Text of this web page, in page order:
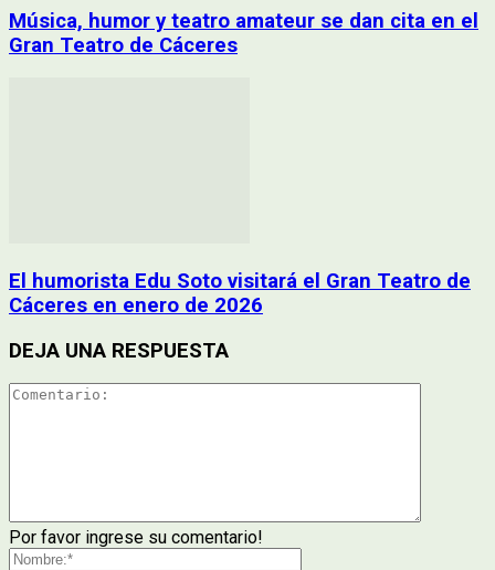
Música, humor y teatro amateur se dan cita en el
Gran Teatro de Cáceres
El humorista Edu Soto visitará el Gran Teatro de
Cáceres en enero de 2026
DEJA UNA RESPUESTA
Por favor ingrese su comentario!